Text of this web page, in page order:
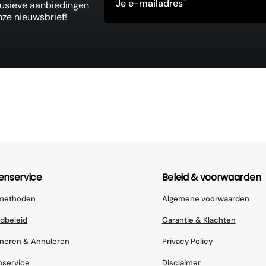
aanbiedingen
nieuwsbrief!
Je e-mailadres
& Annuleren
Beleid & voorwaarden
Algemene voorwaarden
Garantie & Klachten
Privacy Policy
Disclaimer